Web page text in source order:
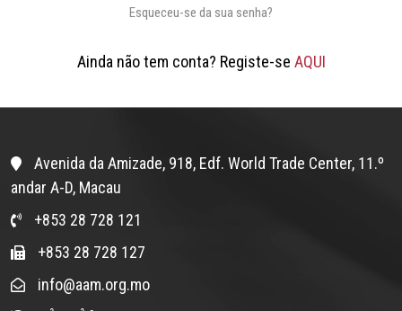
Esqueceu-se da sua senha?
Ainda não tem conta? Registe-se AQUI
Avenida da Amizade, 918, Edf. World Trade Center, 11.º
andar A-D, Macau
+853 28 728 121
+853 28 728 127
info@aam.org.mo